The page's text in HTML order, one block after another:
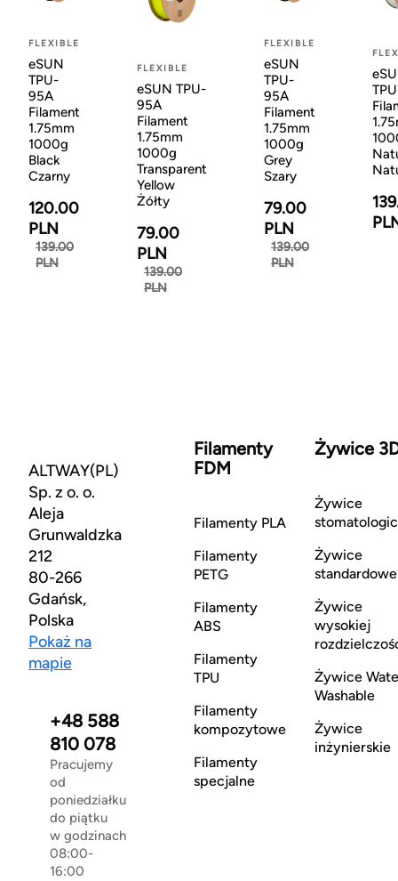
FLEXIBLE
eSUN
TPU-
95A
Filament
1.75mm
1000g
Black
Czarny
120.00
PLN
139.00
PLN
FLEXIBLE
eSUN TPU-
95A
Filament
1.75mm
1000g
Transparent
Yellow
Żółty
79.00
PLN
139.00
PLN
FLEXIBLE
eSUN
TPU-
95A
Filament
1.75mm
1000g
Grey
Szary
79.00
PLN
139.00
PLN
ALTWAY(PL)
Sp. z o. o.
Aleja
Grunwaldzka
212
80-266
Gdańsk,
Polska
Pokaż na
mapie
+48 588
810 078
Pracujemy
od
poniedziałku
do piątku
w godzinach
08:00-
16:00
Filamenty
FDM
Filamenty PLA
Filamenty
PETG
Filamenty
ABS
Filamenty
TPU
Filamenty
kompozytowe
Filamenty
specjalne
Żywice
Żywice
Żywice
standardowe
Żywice
wysokiej
Żywice
Washable
Żywice
inżynierskie